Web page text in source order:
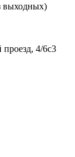
выходных)
4/6с3